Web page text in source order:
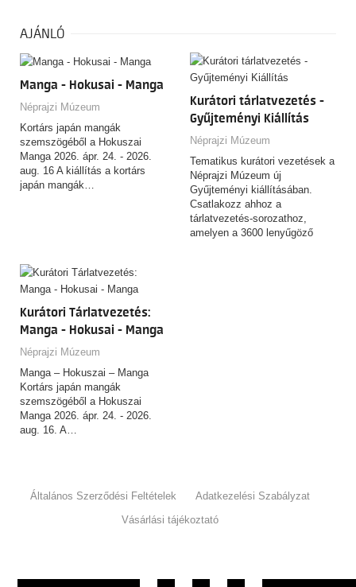
AJÁNLÓ
Manga - Hokusai - Manga
Néprajzi Múzeum
Kortárs japán mangák
szemszögéből a Hokuszai
Manga 2026. ápr. 24. - 2026.
aug. 16 A kiállítás a kortárs
japán mangák…
Kurátori tárlatvezetés -
Gyűjteményi Kiállítás
Néprajzi Múzeum
Tematikus kurátori vezetések a
Néprajzi Múzeum új
Gyűjteményi kiállításában.
Csatlakozz ahhoz a
tárlatvezetés-sorozathoz,
amelyen a 3600 lenyűgöző
Kurátori Tárlatvezetés:
Manga - Hokusai - Manga
Néprajzi Múzeum
Manga – Hokuszai – Manga
Kortárs japán mangák
szemszögéből a Hokuszai
Manga 2026. ápr. 24. - 2026.
aug. 16. A…
Általános Szerződési Feltételek
Adatkezelési Szabályzat
Vásárlási tájékoztató